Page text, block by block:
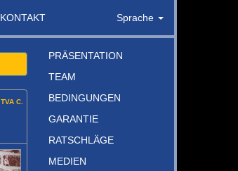
KONTAKT Sprache
TVA C.
PRÄSENTATION
TEAM
BEDINGUNGEN
GARANTIE
RATSCHLÄGE
MEDIEN